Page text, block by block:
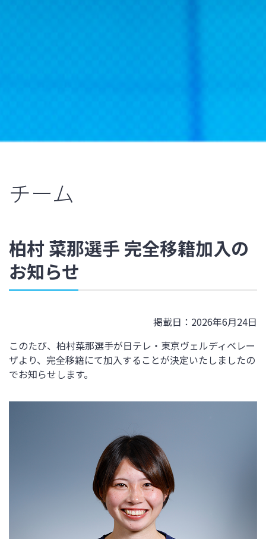
チーム
柏村 菜那選手 完全移籍加入の
お知らせ
掲載日：2026年6月24日
このたび、柏村菜那選手が日テレ・東京ヴェルディベレー
ザより、完全移籍にて加入することが決定いたしましたの
でお知らせします。